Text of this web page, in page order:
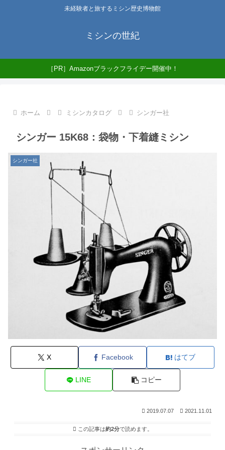
未経験者と旅するミシン歴史博物館
ミシンの世紀
［PR］Amazonブラックフライデー開催中！
ホーム ミシンカタログ シンガー社
シンガー 15K68：袋物・下着縫ミシン
シンガー社
X Facebook はてブ
LINE コピー
2019.07.07 2021.11.01
この記事は約2分で読めます。